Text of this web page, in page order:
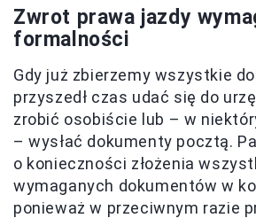
Zwrot prawa jazdy
formalności
Gdy już zbierzemy wszystkie
przyszedł czas udać się do
zrobić osobiście lub – w
– wysłać dokumenty pocztą.
o konieczności złożenia
wymaganych dokumentów w
ponieważ w przeciwnym razie